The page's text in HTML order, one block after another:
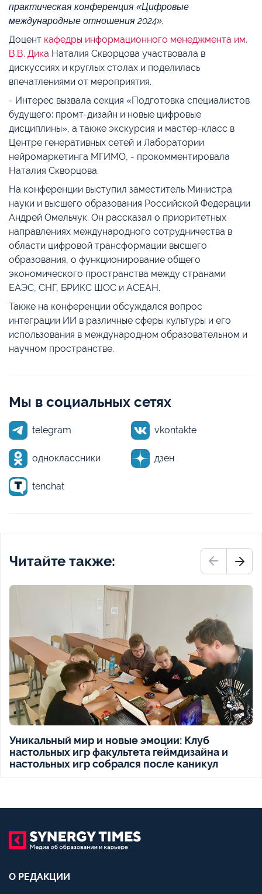
практическая конференция «Цифровые
международные отношения 2024».
Доцент кафедры информационного менеджмента им.
В.В. Дика Наталия Скворцова участвовала в
дискуссиях и круглых столах и поделилась
впечатлениями от мероприятия.
- Интерес вызвала секция «Подготовка специалистов
будущего: промт-дизайн и новые цифровые
дисциплины», а также экскурсия и мастер-класс в
Центре генеративных сетей и Лаборатории
нейромаркетинга МГИМО, - прокомментировала
Наталия Скворцова.
На конференции выступил заместитель Министра
науки и высшего образования Российской Федерации
Андрей Омельчук. Он рассказал о приоритетных
направлениях международного сотрудничества в
области цифровой трансформации высшего
образования, о функционирование общего
экономического пространства между странами
ЕАЭС, СНГ, БРИКС ШОС и АСЕАН.
Также на конференции обсуждался вопрос
интеграции ИИ в различные сферы культуры и его
использования в международном образовательном и
научном пространстве.
Мы в социальных сетях
telegram vkontakte
одноклассники дзен
tenchat
Читайте также:
Уникальный мир и новые эмоции: Клуб
настольных игр факультета геймдизайна и
настольных игр собрался после каникул
О РЕДАКЦИИ